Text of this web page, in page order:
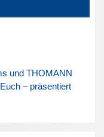
und THOMANN
– präsentiert